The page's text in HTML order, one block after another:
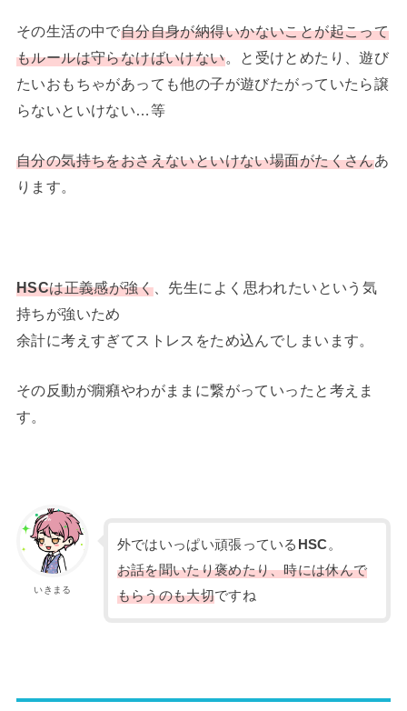
その生活の中で自分自身が納得いかないことが起こって
もルールは守らなけばいけない。と受けとめたり、遊び
たいおもちゃがあっても他の子が遊びたがっていたら譲
らないといけない…等
自分の気持ちをおさえないといけない場面がたくさんあ
ります。
HSCは正義感が強く 、先生によく思われたいという気
持ちが強いため
余計に考えすぎてストレスをため込んでしまいます。
その反動が癇癪やわがままに繋がっていったと考えま
す。
いきまる
外ではいっぱい頑張っている HSC。
お話を聞いたり褒めたり、時には休んで
もらうのも大切ですね